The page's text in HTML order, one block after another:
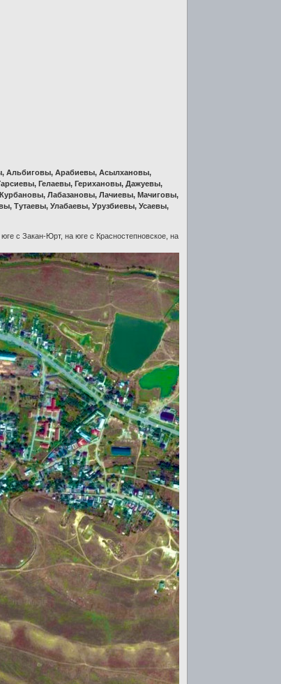
Альбиговы, Арабиевы, Асылхановы,
Гелаевы, Герихановы, Дажуевы,
Лабазановы, Лачиевы, Мачиговы,
Тутаевы, Улабаевы, Урузбиевы, Усаевы,
с Закан-Юрт, на юге с Красностепновское, на